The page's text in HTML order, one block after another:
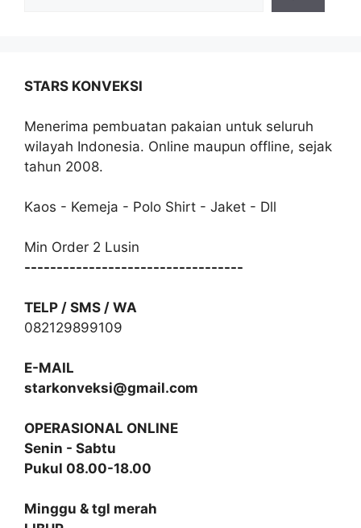
STARS KONVEKSI
Menerima pembuatan pakaian untuk seluruh
wilayah Indonesia. Online maupun offline, sejak
tahun 2008.
Kaos - Kemeja - Polo Shirt - Jaket - Dll
Min Order 2 Lusin
----------------------------------
TELP / SMS / WA
082129899109
E-MAIL
starkonveksi@gmail.com
OPERASIONAL ONLINE
Senin - Sabtu
Pukul 08.00-18.00
Minggu & tgl merah